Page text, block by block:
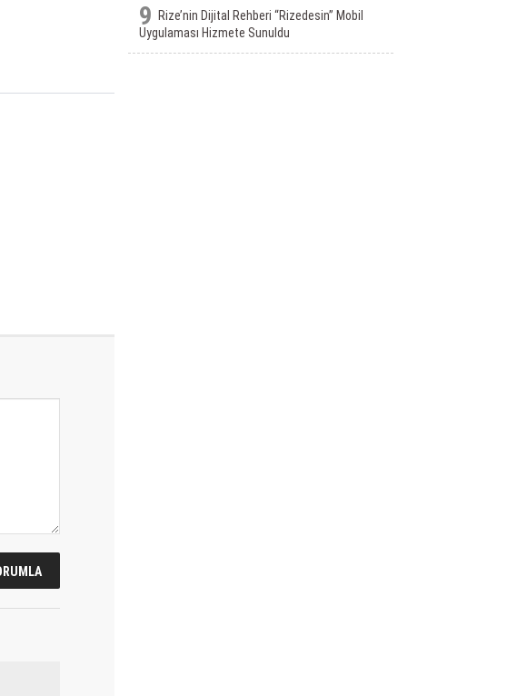
9
Rize’nin Dijital Rehberi “Rizedesin” Mobil
Uygulaması Hizmete Sunuldu